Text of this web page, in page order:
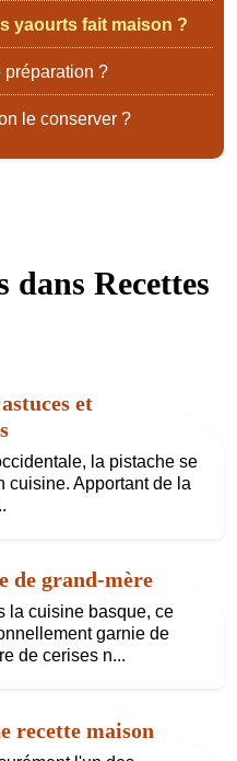
yaourts fait maison ?
préparation ?
le conserver ?
dans Recettes
et
la pistache se
cuisine. Apportant de la
de grand-mère
la cuisine basque, ce
garnie de
de cerises n...
recette maison